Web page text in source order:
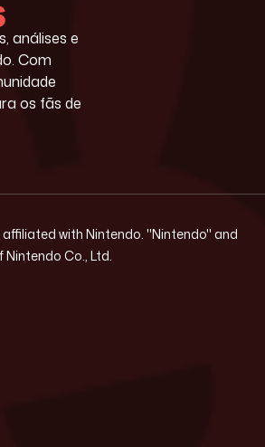
análises e
Com
os fãs de
with Nintendo. "Nintendo" and
Co., Ltd.